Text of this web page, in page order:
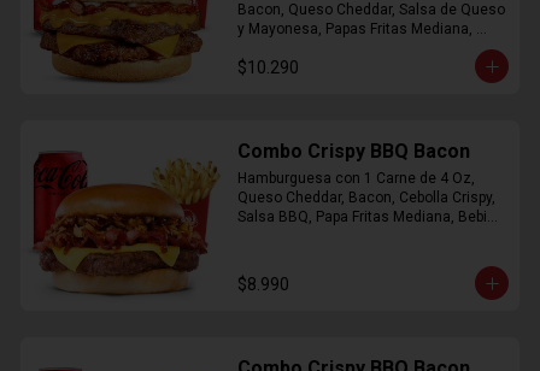
Bacon, Queso Cheddar, Salsa de Queso
y Mayonesa, Papas Fritas Mediana,
$10.290
Combo Crispy BBQ Bacon
Hamburguesa con 1 Carne de 4 Oz,
Queso Cheddar, Bacon, Cebolla Crispy,
Salsa BBQ, Papa Fritas Mediana, Bebida
$8.990